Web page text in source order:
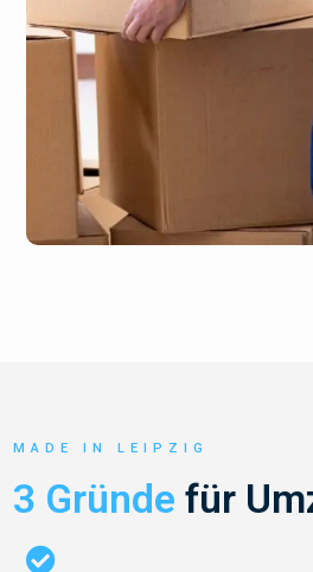
MADE IN LEIPZIG
3 Gründe für